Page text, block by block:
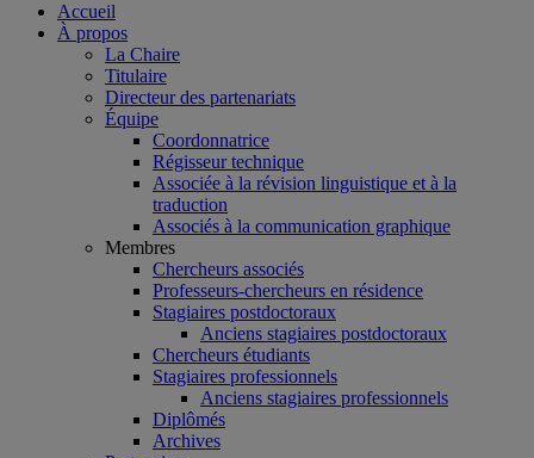
Accueil
À propos
La Chaire
Titulaire
Directeur des partenariats
Équipe
Coordonnatrice
Régisseur technique
Associée à la révision linguistique et à la
traduction
Associés à la communication graphique
Membres
Chercheurs associés
Professeurs-chercheurs en résidence
Stagiaires postdoctoraux
Anciens stagiaires postdoctoraux
Chercheurs étudiants
Stagiaires professionnels
Anciens stagiaires professionnels
Diplômés
Archives